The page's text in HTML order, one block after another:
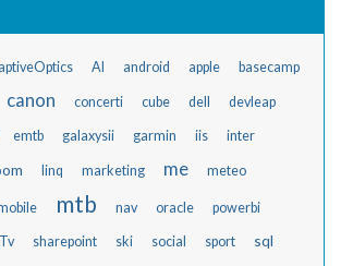
AI android apple basecamp
canon concerti cube dell devleap
emtb galaxysii garmin iis inter
linq marketing me meteo
mtb nav oracle powerbi
sharepoint ski social sport sql